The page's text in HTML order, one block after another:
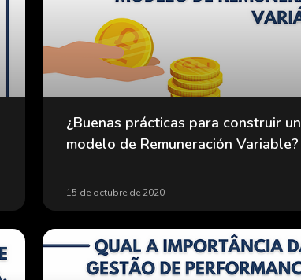
¿Buenas prácticas para construir un
modelo de Remuneración Variable?
15 de octubre de 2020